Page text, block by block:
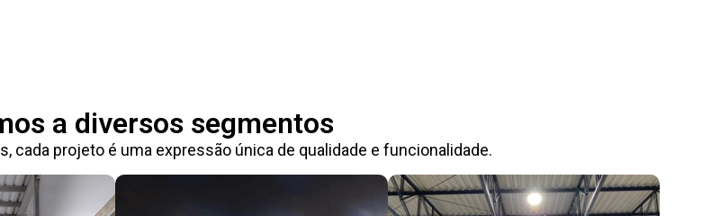
a diversos segmentos
cada projeto é uma expressão única de qualidade e funcionalidade.